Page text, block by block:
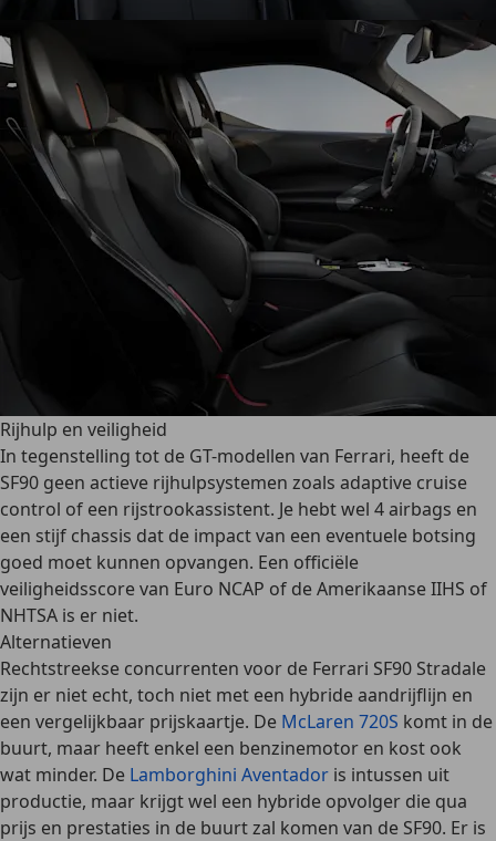
Rijhulp en veiligheid
In tegenstelling tot de GT-modellen van Ferrari, heeft de
SF90 geen actieve rijhulpsystemen zoals adaptive cruise
control of een rijstrookassistent. Je hebt wel 4 airbags en
een stijf chassis dat de impact van een eventuele botsing
goed moet kunnen opvangen. Een officiële
veiligheidsscore van Euro NCAP of de Amerikaanse IIHS of
NHTSA is er niet.
Alternatieven
Rechtstreekse concurrenten voor de Ferrari SF90 Stradale
zijn er niet echt, toch niet met een hybride aandrijflijn en
een vergelijkbaar prijskaartje. De McLaren 720S komt in de
buurt, maar heeft enkel een benzinemotor en kost ook
wat minder. De Lamborghini Aventador is intussen uit
productie, maar krijgt wel een hybride opvolger die qua
prijs en prestaties in de buurt zal komen van de SF90. Er is